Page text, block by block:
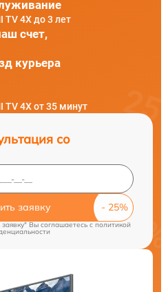
TV 4X до 3 лет
счет,
курьера
TV 4X от 35 минут
со
заявку
Вы соглашаетесь cполитикой